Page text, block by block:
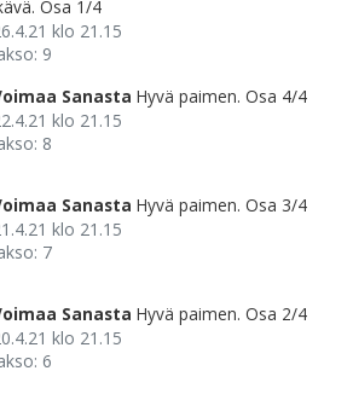
Osa 1/4
klo 21.15
9
Sanasta Hyvä paimen. Osa 4/4
klo 21.15
8
Sanasta Hyvä paimen. Osa 3/4
klo 21.15
7
Sanasta Hyvä paimen. Osa 2/4
klo 21.15
6